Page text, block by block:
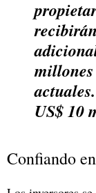
millones
US$ 10
Confiando